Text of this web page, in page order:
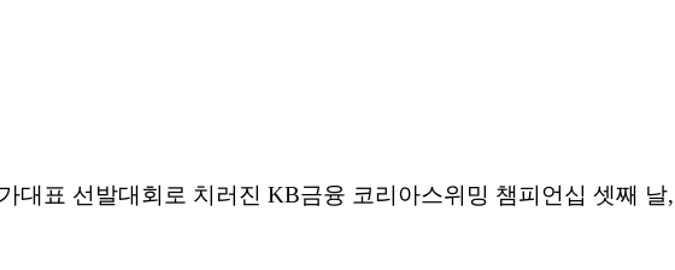
대표 선발대회로 치러진KB금융 코리아스위밍 챔피언십 셋째 날